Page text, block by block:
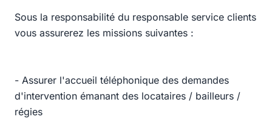
Sous la responsabilité du responsable service clients
vous assurerez les missions suivantes :
- Assurer l'accueil téléphonique des demandes
d'intervention émanant des locataires / bailleurs /
régies